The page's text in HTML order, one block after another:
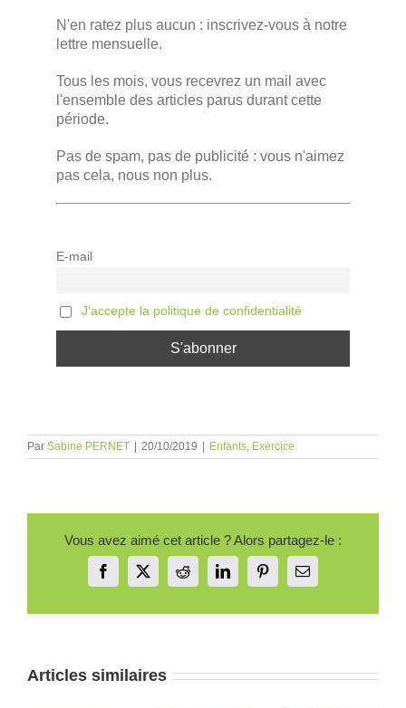
N'en ratez plus aucun : inscrivez-vous à notre
lettre mensuelle.
Tous les mois, vous recevrez un mail avec
l'ensemble des articles parus durant cette
période.
Pas de spam, pas de publicité : vous n'aimez
pas cela, nous non plus.
E-mail
J'accepte la politique de confidentialité
Par Sabine PERNET 20/10/2019 Enfants, Exercice
Vous avez aimé cet article ? Alors partagez-le :
Facebook
X RedditLinkedInPinterestEmail
Articles similaires